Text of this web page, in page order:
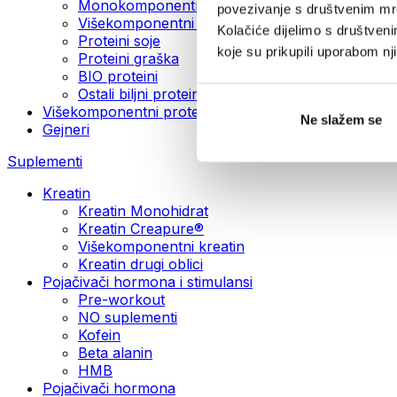
povezivanje s društvenim
Kolačiće dijelimo s
koje su prikupili uporabom
Ne slažem se
Monokomponentni veganski proteini
Višekomponentni veganski proteini
Proteini soje
Proteini graška
BIO proteini
Ostali biljni proteini
Višekomponentni proteini
Gejneri
Suplementi
Kreatin
Kreatin Monohidrat
Kreatin Creapure®
Višekomponentni kreatin
Kreatin drugi oblici
Pojačivači hormona i stimulansi
Pre-workout
NO suplementi
Kofein
Beta alanin
HMB
Pojačivači hormona